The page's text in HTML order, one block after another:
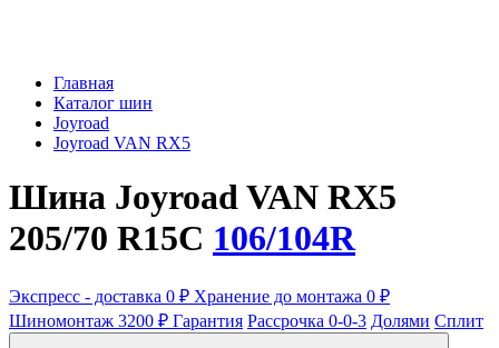
Главная
Каталог шин
Joyroad
Joyroad VAN RX5
Шина Joyroad VAN RX5
205/70 R15C 106/104R
Экспресс - доставка 0 ₽ Хранение до монтажа 0 ₽
Шиномонтаж 3200 ₽ Гарантия Рассрочка 0-0-3 Долями Сплит